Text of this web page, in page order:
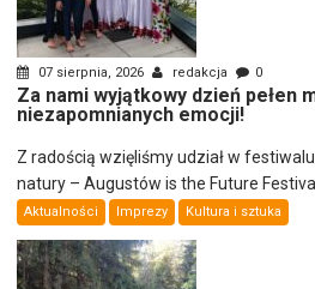
07 sierpnia, 2026 redakcja 0
Za nami wyjątkowy dzień pełen
niezapomnianych emocji!
Z radością wzięliśmy udział w
natury – Augustów is the Future
Aktualności Imprezy Kultura i sztuka